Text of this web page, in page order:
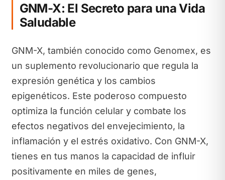
GNM-X: El Secreto para una Vida
Saludable
GNM-X, también conocido como Genomex, es
un suplemento revolucionario que regula la
expresión genética y los cambios
epigenéticos. Este poderoso compuesto
optimiza la función celular y combate los
efectos negativos del envejecimiento, la
inflamación y el estrés oxidativo. Con GNM-X,
tienes en tus manos la capacidad de influir
positivamente en miles de genes,